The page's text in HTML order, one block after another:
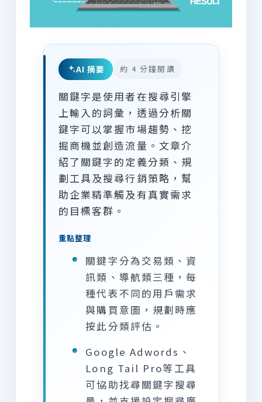
AI 摘要 約 4 分鐘閱讀
關鍵字是使用者在搜尋引擎
上輸入的詞彙，透過分析關
鍵字可以掌握市場趨勢、挖
掘商機並創造流量。文章介
紹了關鍵字的定義分類、規
劃工具及搜尋行銷策略，幫
助企業精準觸及有真實需求
的目標客群。
重點整理
關鍵字分為交易類、資
訊類、導航類三種，每
種代表不同的用戶需求
與購買意圖，規劃時應
按此分類評估。
Google Adwords、
Long Tail Pro等工具
可協助找尋關鍵字搜尋